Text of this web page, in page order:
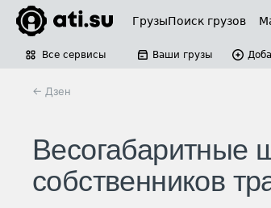
ГрузыПоиск грузов
Все сервисы Ваши грузы
← Дзен
Весогабаритные
собственников